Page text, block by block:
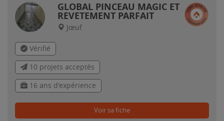
GLOBAL PINCEAU MAGIC ET
REVETEMENT PARFAIT
Jœuf
Vérifié
10 projets acceptés
16 ans d'expérience
Voir sa fiche